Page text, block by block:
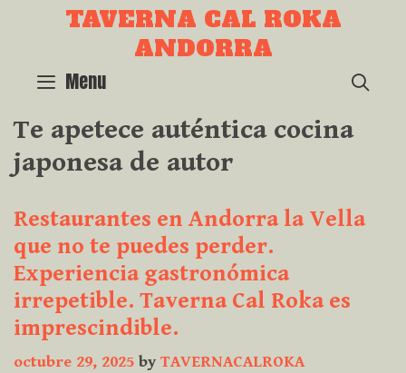
TAVERNA CAL ROKA
ANDORRA
Menu
Te apetece auténtica cocina
japonesa de autor
Restaurantes en Andorra la Vella
que no te puedes perder.
Experiencia gastronómica
irrepetible. Taverna Cal Roka es
imprescindible.
octubre 29, 2025 by TAVERNACALROKA